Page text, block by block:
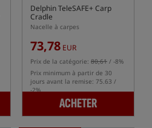
Delphin TeleSAFE+ Carp
Cradle
Nacelle à carpes
73,78 EUR
Prix de la catégorie: 80,61 / -8%
Prix minimum à partir de 30
jours avant la remise: 75.63 /
-2%
ACHETER